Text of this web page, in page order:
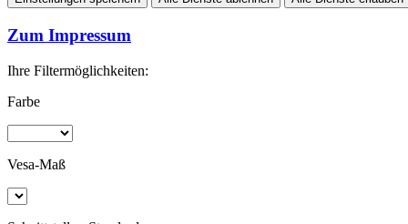
Zum Impressum
Ihre Filtermöglichkeiten:
Farbe
Vesa-Maß